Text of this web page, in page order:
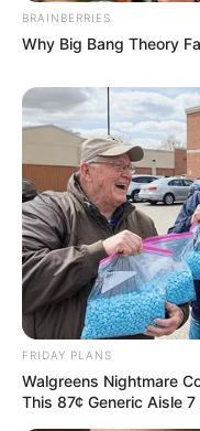
Burg
Bingen
Beispiel der
Die
ihren
des Rheins stehenden
beliebtesten
BRAINBERRIES
Why Big Bang Theory
FRIDAY PLANS
Walgreens Nightmare
This 87¢ Generic Aisle 7